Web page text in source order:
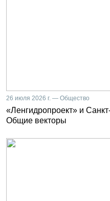
26 июля 2026 г. — Общество
«Ленгидропроект» и
Общие векторы